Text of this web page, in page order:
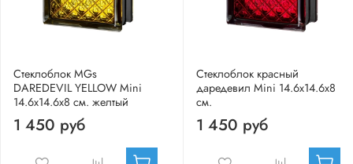
Стеклоблок MGs
DAREDEVIL YELLOW Mini
14.6x14.6x8 см. желтый
1 450 руб
Стеклоблок красный
даредевил Mini 14.6x14.6x8
см.
1 450 руб